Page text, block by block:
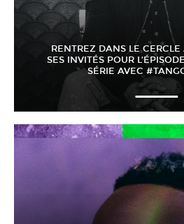
RENTREZ DANS LE
SES INVITÉS POUR
SÉRIE AVEC